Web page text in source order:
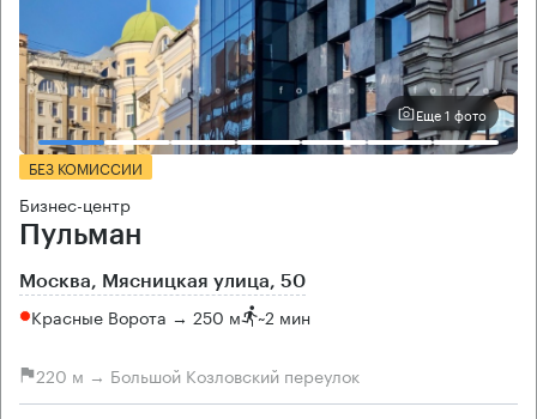
Еще 1 фото
БЕЗ КОМИССИИ
Бизнес-центр
Пульман
Москва, Мясницкая улица, 50
Красные Ворота → 250 м ~2 мин
220 м → Большой Козловский переулок